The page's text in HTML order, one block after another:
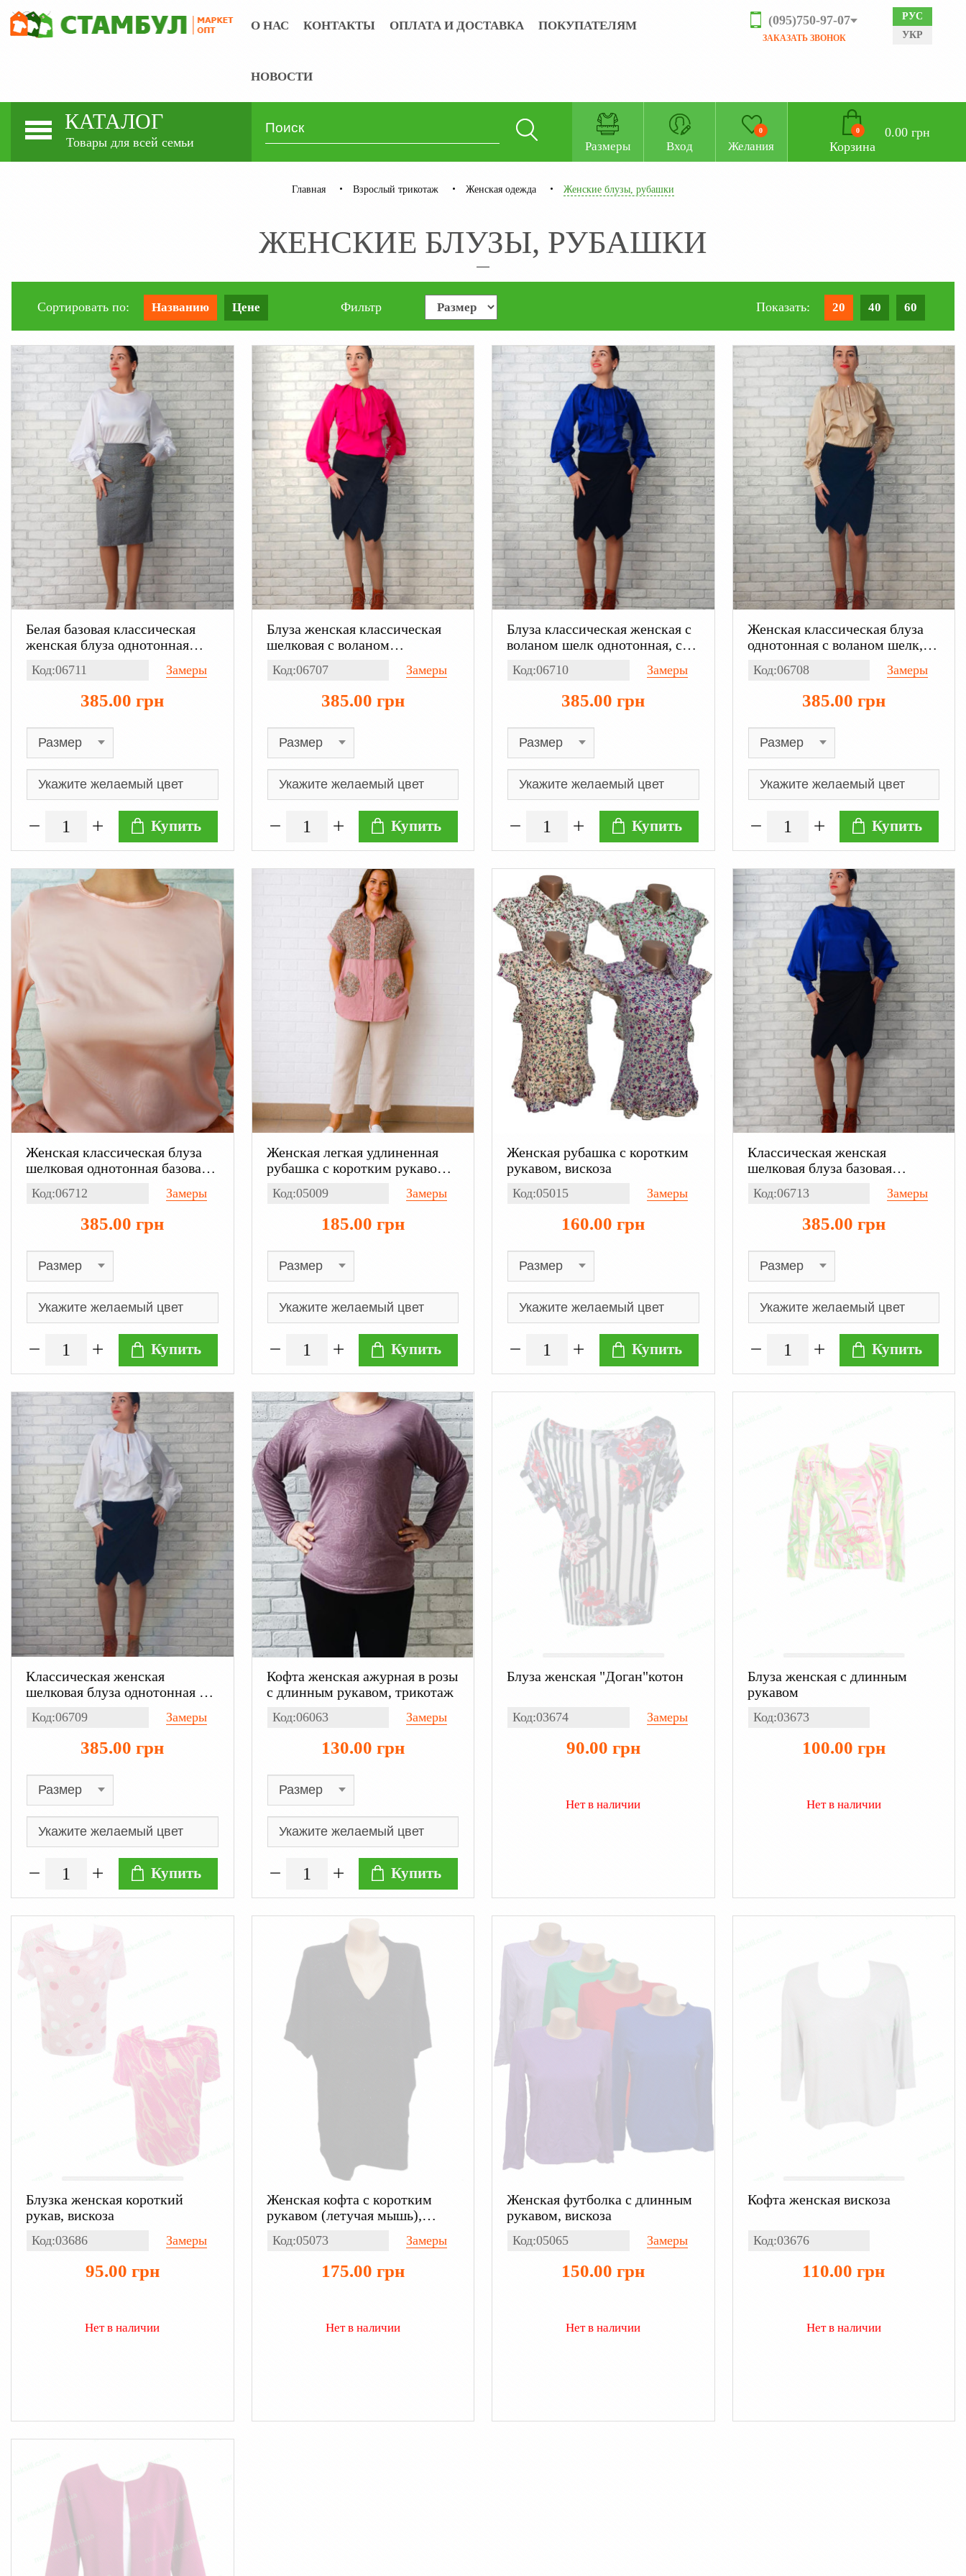
О НАС КОНТАКТЫ ОПЛАТА И ДОСТАВКА ПОКУПАТЕЛЯМ
НОВОСТИ
(095)750-97-07
ЗАКАЗАТЬ ЗВОНОК
РУС
УКР
КАТАЛОГ
Товары для всей семьи Размеры Вход Желания
0
Корзина
0 0.00 грн
Главная Взрослый трикотаж Женская одежда Женские блузы, рубашки
ЖЕНСКИЕ БЛУЗЫ, РУБАШКИ
Сортировать по: Названию Цене Фильтр Показать: 20 40 60
Белая базовая классическая
женская блуза однотонная
Код:06711 Замеры
385.00 грн
Купить
Блуза женская классическая
шелковая с воланом
рукавом малиновая
Код:06707 Замеры
385.00 грн
Купить
Блуза классическая женская с
воланом шелк однотонная, с
Код:06710 Замеры
385.00 грн
Купить
Женская классическая блуза
однотонная с воланом шелк, с
Код:06708 Замеры
385.00 грн
Купить
Женская классическая блуза
шелковая однотонная базовая,
персиковый
Код:06712 Замеры
385.00 грн
Купить
Женская легкая удлиненная
рубашка с коротким рукавом,
Код:05009 Замеры
185.00 грн
Купить
Женская рубашка с коротким
рукавом, вискоза
Код:05015 Замеры
160.00 грн
Купить
Классическая женская
шелковая блуза базовая
рукавом цвет синий
Код:06713 Замеры
385.00 грн
Купить
Классическая женская
шелковая блуза однотонная с
рукавом
Код:06709 Замеры
385.00 грн
Купить
Кофта женская ажурная в розы
с длинным рукавом, трикотаж
Код:06063 Замеры
130.00 грн
Купить
Блуза женская "Доган"котон
Код:03674 Замеры
90.00 грн
Нет в наличии
Блуза женская с длинным
рукавом
Код:03673
100.00 грн
Нет в наличии
Блузка женская короткий
рукав, вискоза
Код:03686 Замеры
95.00 грн
Нет в наличии
Женская кофта с коротким
рукавом (летучая мышь),
Код:05073 Замеры
175.00 грн
Нет в наличии
Женская футболка с длинным
рукавом, вискоза
Код:05065 Замеры
150.00 грн
Нет в наличии
Кофта женская вискоза
Код:03676
110.00 грн
Нет в наличии